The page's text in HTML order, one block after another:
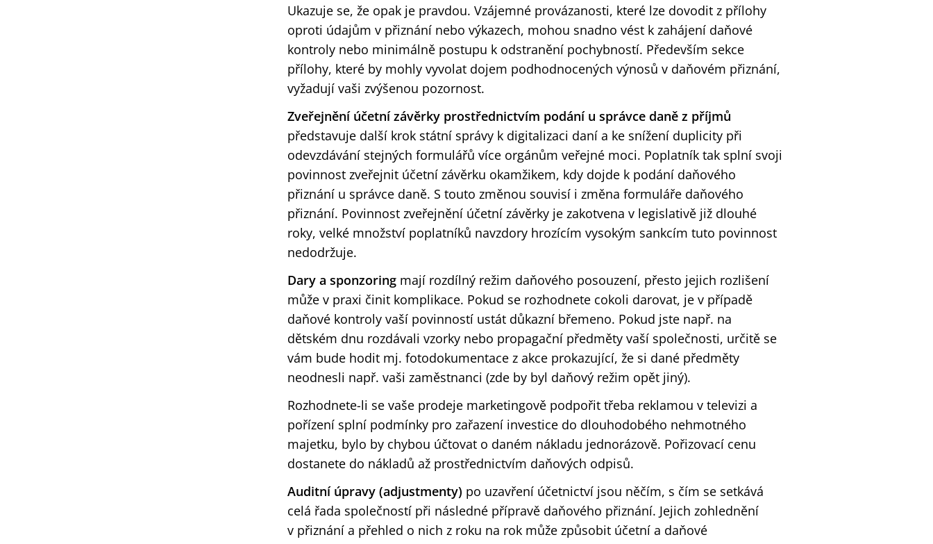
Ukazuje se, že opak je pravdou. Vzájemné provázanosti, které lze dovodit z přílohy
oproti údajům v přiznání nebo výkazech, mohou snadno vést k zahájení daňové
kontroly nebo minimálně postupu k odstranění pochybností. Především sekce
přílohy, které by mohly vyvolat dojem podhodnocených výnosů v daňovém přiznání,
vyžadují vaši zvýšenou pozornost.
Zveřejnění účetní závěrky prostřednictvím podání u správce daně z příjmů
představuje další krok státní správy k digitalizaci daní a ke snížení duplicity při
odevzdávání stejných formulářů více orgánům veřejné moci. Poplatník tak splní svoji
povinnost zveřejnit účetní závěrku okamžikem, kdy dojde k podání daňového
přiznání u správce daně. S touto změnou souvisí i změna formuláře daňového
přiznání. Povinnost zveřejnění účetní závěrky je zakotvena v legislativě již dlouhé
roky, velké množství poplatníků navzdory hrozícím vysokým sankcím tuto povinnost
nedodržuje.
Dary a sponzoring mají rozdílný režim daňového posouzení, přesto jejich rozlišení
může v praxi činit komplikace. Pokud se rozhodnete cokoli darovat, je v případě
daňové kontroly vaší povinností ustát důkazní břemeno. Pokud jste např. na
dětském dnu rozdávali vzorky nebo propagační předměty vaší společnosti, určitě se
vám bude hodit mj. fotodokumentace z akce prokazující, že si dané předměty
neodnesli např. vaši zaměstnanci (zde by byl daňový režim opět jiný).
Rozhodnete-li se vaše prodeje marketingově podpořit třeba reklamou v televizi a
pořízení splní podmínky pro zařazení investice do dlouhodobého nehmotného
majetku, bylo by chybou účtovat o daném nákladu jednorázově. Pořizovací cenu
dostanete do nákladů až prostřednictvím daňových odpisů.
Auditní úpravy (adjustmenty) po uzavření účetnictví jsou něčím, s čím se setkává
celá řada společností při následné přípravě daňového přiznání. Jejich zohlednění
v přiznání a přehled o nich z roku na rok může způsobit účetní a daňové